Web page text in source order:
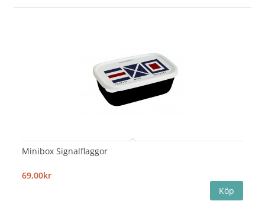
Minibox Signalflaggor
69,00kr